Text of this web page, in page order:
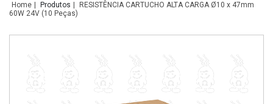
Home Produtos
RESISTÊNCIA CARTUCHO ALTA CARGA Ø10 x 47mm
60W 24V (10 Peças)